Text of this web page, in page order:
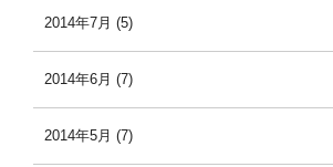
2014年7月 (5)
2014年6月 (7)
2014年5月 (7)